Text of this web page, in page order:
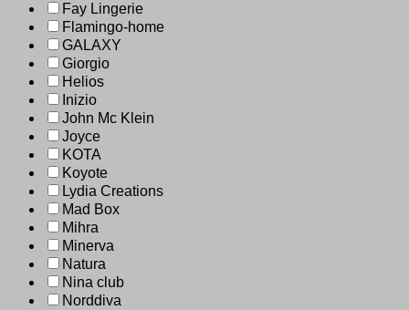
Fay Lingerie
Flamingo-home
GALAXY
Giorgio
Helios
Inizio
John Mc Klein
Joyce
KOTA
Koyote
Lydia Creations
Mad Box
Mihra
Minerva
Natura
Nina club
Norddiva